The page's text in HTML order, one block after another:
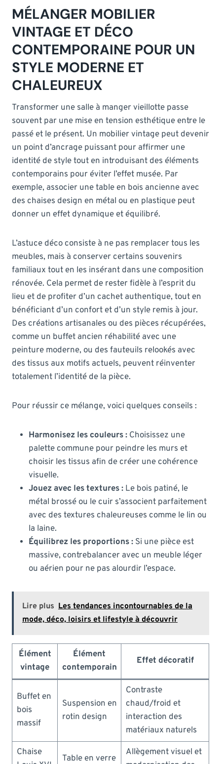
MÉLANGER MOBILIER
VINTAGE ET DÉCO
CONTEMPORAINE POUR UN
STYLE MODERNE ET
CHALEUREUX
Transformer une salle à manger vieillotte passe
souvent par une mise en tension esthétique entre le
passé et le présent. Un mobilier vintage peut devenir
un point d’ancrage puissant pour affirmer une
identité de style tout en introduisant des éléments
contemporains pour éviter l’effet musée. Par
exemple, associer une table en bois ancienne avec
des chaises design en métal ou en plastique peut
donner un effet dynamique et équilibré.
L’astuce déco consiste à ne pas remplacer tous les
meubles, mais à conserver certains souvenirs
familiaux tout en les insérant dans une composition
rénovée. Cela permet de rester fidèle à l’esprit du
lieu et de profiter d’un cachet authentique, tout en
bénéficiant d’un confort et d’un style remis à jour.
Des créations artisanales ou des pièces récupérées,
comme un buffet ancien réhabilité avec une
peinture moderne, ou des fauteuils relookés avec
des tissus aux motifs actuels, peuvent réinventer
totalement l’identité de la pièce.
Pour réussir ce mélange, voici quelques conseils :
Harmonisez les couleurs : Choisissez une
palette commune pour peindre les murs et
choisir les tissus afin de créer une cohérence
visuelle.
Jouez avec les textures : Le bois patiné, le
métal brossé ou le cuir s’associent parfaitement
avec des textures chaleureuses comme le lin ou
la laine.
Équilibrez les proportions : Si une pièce est
massive, contrebalancer avec un meuble léger
ou aérien pour ne pas alourdir l’espace.
Lire plus Les tendances incontournables de la
mode, déco, loisirs et lifestyle à découvrir
Élément
vintage
Élément
contemporain
Effet décoratif
Buffet en
bois
massif
Suspension en
rotin design
Contraste
chaud/froid et
interaction des
matériaux naturels
Chaise
Table en verre
Allègement visuel et